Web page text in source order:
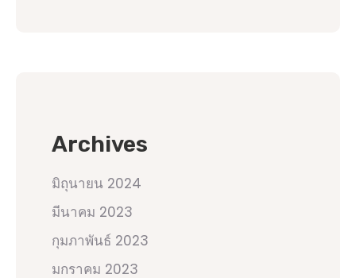
Archives
มิถุนายน 2024
มีนาคม 2023
กุมภาพันธ์ 2023
มกราคม 2023